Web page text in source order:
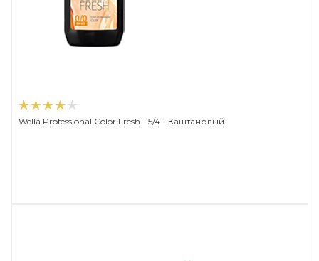
Wella Professional Color Fresh - 5/4 - Каштановый